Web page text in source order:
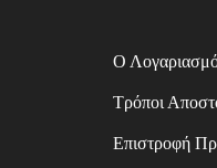
Ο
Τρόποι
Επιστροφή